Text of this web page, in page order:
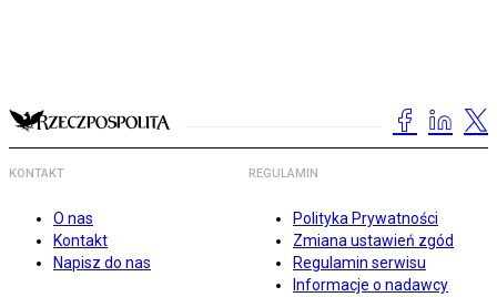
KONTAKT
O nas
Kontakt
Napisz do nas
REGULAMIN
Polityka Prywatności
Zmiana ustawień zgód
Regulamin serwisu
Informacje o nadawcy